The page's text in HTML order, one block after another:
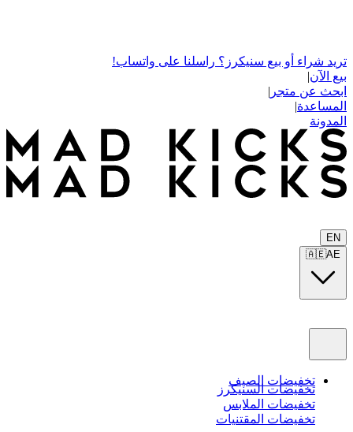
تريد شراء أو بيع سنيكرز؟ راسلنا على واتساب!
بيع الآن|
ابحث عن متجر |
المساعدة|
المدونة
EN
🇦🇪AE
تخفيضات الصيف
تخفيضات السنيكرز
تخفيضات الملابس
تخفيضات المقتنيات